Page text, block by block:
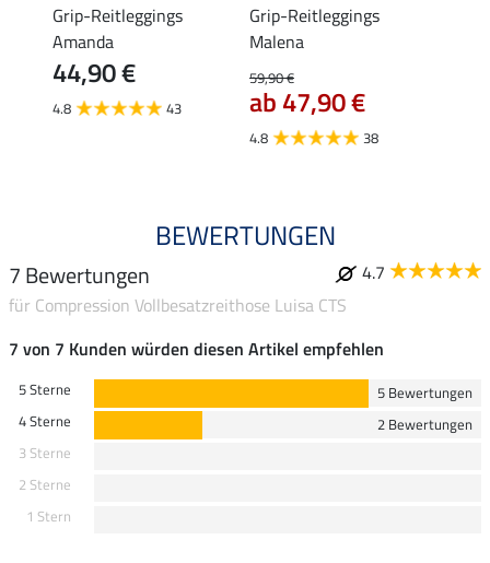
Grip-Reitleggings
Amanda
44,90 €
4.8 43
Grip-Reitleggings
Malena
59,90 €
ab 47,90 €
4.8 38
BEWERTUNGEN
7 Bewertungen
4.7
für Compression Vollbesatzreithose Luisa CTS
7 von 7 Kunden würden diesen Artikel empfehlen
5 Sterne
5 Bewertungen
4 Sterne
2 Bewertungen
3 Sterne
2 Sterne
1 Stern